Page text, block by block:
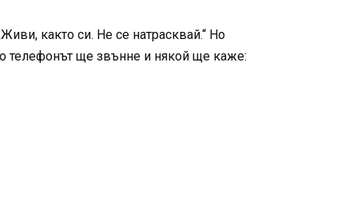
както си. Не се натрасквай.“ Но
телефонът ще звънне и някой ще каже: